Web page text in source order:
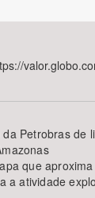
Petrobras de
que
a atividade